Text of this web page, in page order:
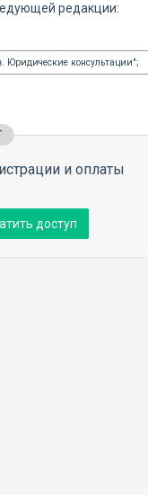
редакции:
Юридические консультации";
и оплаты
доступ